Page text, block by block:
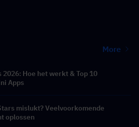
More
2026: Hoe het werkt & Top 10
Apps
mislukt? Veelvoorkomende
oplossen